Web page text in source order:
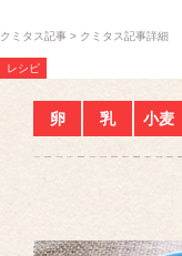
クミタス記事 クミタス記事詳細
レシピ
卵 乳 小麦